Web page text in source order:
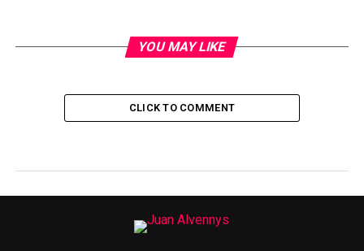
YOU MAY LIKE
CLICK TO COMMENT